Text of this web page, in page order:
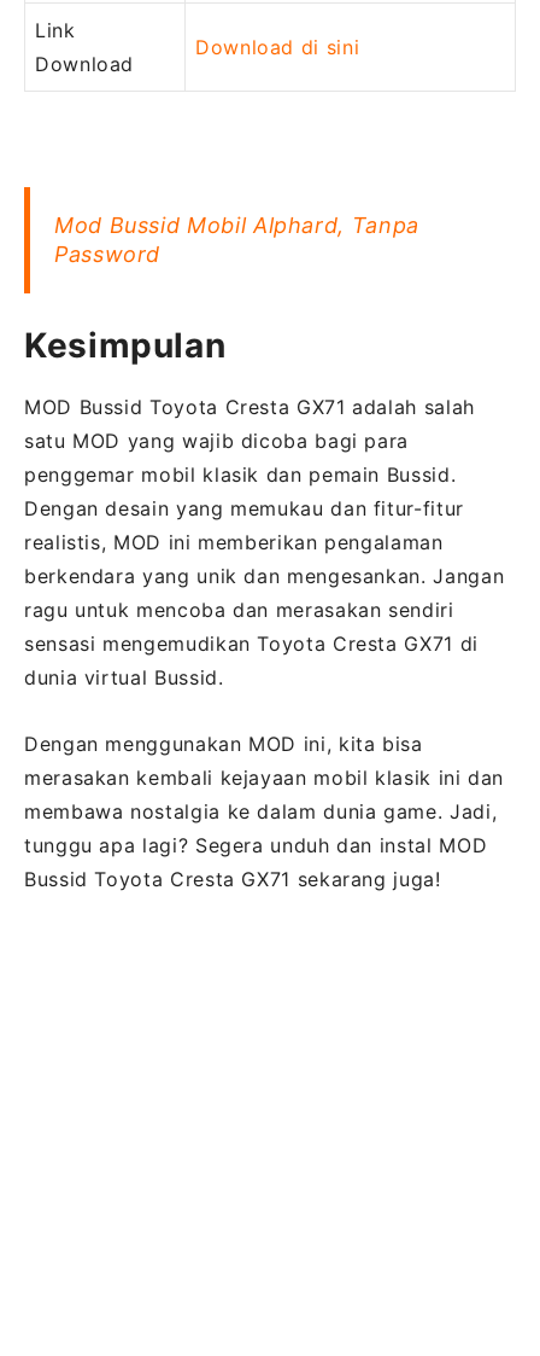
Link
Download
Download di sini
Mod Bussid Mobil Alphard, Tanpa
Password
Kesimpulan
MOD Bussid Toyota Cresta GX71 adalah salah
satu MOD yang wajib dicoba bagi para
penggemar mobil klasik dan pemain Bussid.
Dengan desain yang memukau dan fitur-fitur
realistis, MOD ini memberikan pengalaman
berkendara yang unik dan mengesankan. Jangan
ragu untuk mencoba dan merasakan sendiri
sensasi mengemudikan Toyota Cresta GX71 di
dunia virtual Bussid.
Dengan menggunakan MOD ini, kita bisa
merasakan kembali kejayaan mobil klasik ini dan
membawa nostalgia ke dalam dunia game. Jadi,
tunggu apa lagi? Segera unduh dan instal MOD
Bussid Toyota Cresta GX71 sekarang juga!